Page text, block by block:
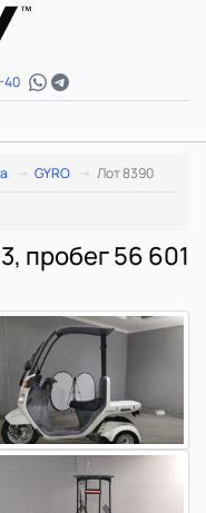
40
GYRO
Лот 8390
пробег 56 601